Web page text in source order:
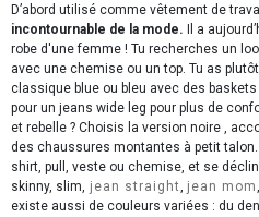
D’abord utilisé comme vêtement de
incontournable de la mode. Il a
robe d'une femme ! Tu recherches un
avec une chemise ou un top. Tu as
classique blue ou bleu avec des
pour un jeans wide leg pour plus de
et rebelle ? Choisis la version noire ,
des chaussures montantes à petit talon.
shirt, pull, veste ou chemise, et se
skinny, slim, jean straight, jean mom
existe aussi de couleurs variées : du